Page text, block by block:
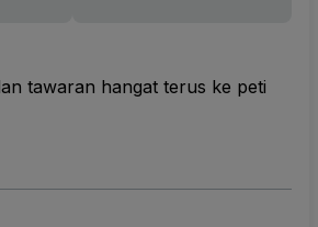
tawaran hangat terus ke peti